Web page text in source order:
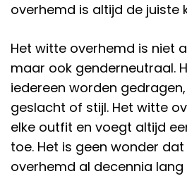
overhemd is altijd de juiste
Het witte overhemd is niet
maar ook genderneutraal.
iedereen worden
geslacht of stijl. Het witte
elke outfit en voegt altijd
toe. Het is geen wonder
overhemd al decennia